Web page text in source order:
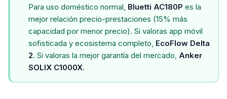
Para uso doméstico normal, Bluetti AC180P es la
mejor relación precio-prestaciones (15% más
capacidad por menor precio). Si valoras app móvil
sofisticada y ecosistema completo, EcoFlow Delta
2. Si valoras la mejor garantía del mercado, Anker
SOLIX C1000X.